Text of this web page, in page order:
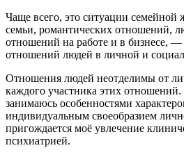
Чаще всего, это ситуации
семьи, романтических отношений,
отношений на работе и в бизнесе, —
отношений людей в личной и
Отношения людей неотделимы от
каждого участника этих
занимаюсь особенностями
индивидуальным своеобразием
пригождается моё увлечение
психиатрией.